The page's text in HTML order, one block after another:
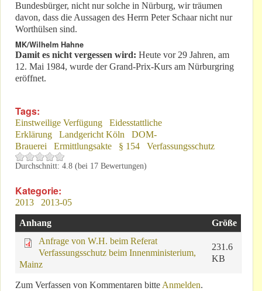
Bundesbürger, nicht nur solche in Nürburg, wir träumen
davon, dass die Aussagen des Herrn Peter Schaar nicht nur
Worthülsen sind.
MK/Wilhelm Hahne
Damit es nicht vergessen wird: Heute vor 29 Jahren, am
12. Mai 1984, wurde der Grand-Prix-Kurs am Nürburgring
eröffnet.
Tags:
Einstweilige Verfügung
Eidesstattliche
Erklärung
Landgericht Köln
DOM-
Brauerei
Ermittlungsakte § 154 Verfassungsschutz
Durchschnitt: 4.8 (bei 17 Bewertungen)
Kategorie:
2013 2013-05
Anhang
Größe
Anfrage von W.H. beim Referat
Verfassungsschutz beim Innenministerium,
Mainz
231.6
KB
Zum Verfassen von Kommentaren bitte Anmelden.